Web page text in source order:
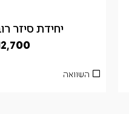
יחידת סיזר
2,700
השוואה